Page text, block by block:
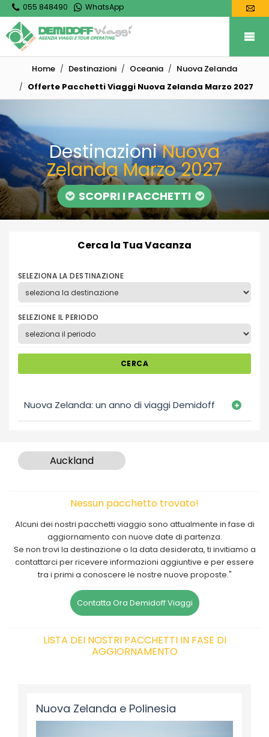
055 848490 WhatsApp
Home Destinazioni Oceania
Nuova Zelanda
Offerte Pacchetti Viaggi Nuova Zelanda Marzo 2027
DestinazioniNuova
Zelanda Marzo 2027
SCOPRI I PACCHETTI
Cerca la Tua Vacanza
SELEZIONA LA DESTINAZIONE
SELEZIONE IL PERIODO
CERCA
Nuova Zelanda: un anno di viaggi Demidoff
Auckland
Nessun pacchetto trovato!
Alcuni dei nostri pacchetti viaggio sono attualmente in fase di
aggiornamento con nuove date di partenza.
Se non trovi la destinazione o la data desiderata, ti invitiamo a
contattarci per ricevere informazioni aggiuntive e per essere
tra i primi a conoscere le nostre nuove proposte."
Contatta Ora Demidoff Viaggi
LISTA DEI NOSTRI PACCHETTI IN FASE DI
AGGIORNAMENTO
Nuova Zelanda e Polinesia